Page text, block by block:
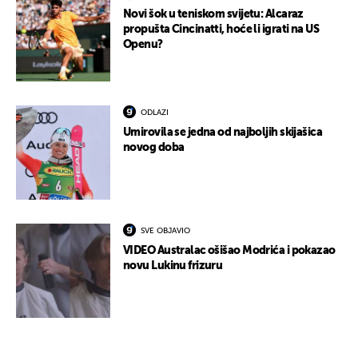
Novi šok u teniskom svijetu: Alcaraz
propušta Cincinatti, hoće li igrati na US
Openu?
ODLAZI
Umirovila se jedna od najboljih skijašica
novog doba
SVE OBJAVIO
VIDEO Australac ošišao Modrića i pokazao
novu Lukinu frizuru